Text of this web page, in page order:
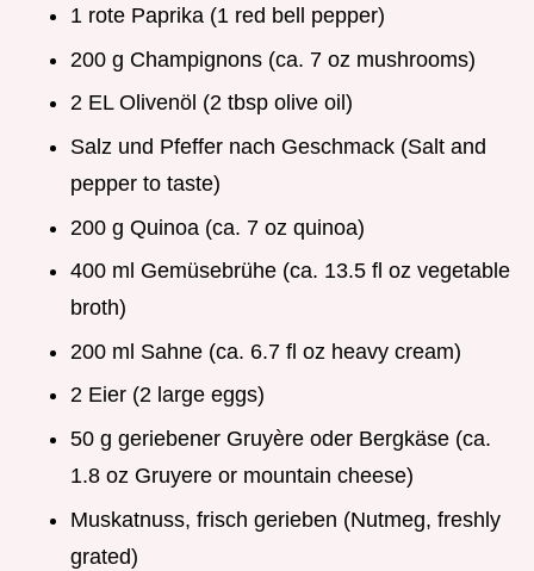
1 rote Paprika (1 red bell pepper)
200 g Champignons (ca. 7 oz mushrooms)
2 EL Olivenöl (2 tbsp olive oil)
Salz und Pfeffer nach Geschmack (Salt and
pepper to taste)
200 g Quinoa (ca. 7 oz quinoa)
400 ml Gemüsebrühe (ca. 13.5 fl oz vegetable
broth)
200 ml Sahne (ca. 6.7 fl oz heavy cream)
2 Eier (2 large eggs)
50 g geriebener Gruyère oder Bergkäse (ca.
1.8 oz Gruyere or mountain cheese)
Muskatnuss, frisch gerieben (Nutmeg, freshly
grated)